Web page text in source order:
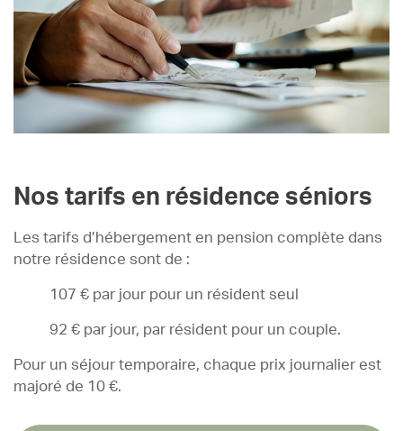
Nos tarifs en résidence séniors
Les tarifs d’hébergement en pension complète dans
notre résidence sont de :
107 € par jour pour un résident seul
92 € par jour, par résident pour un couple.
Pour un séjour temporaire, chaque prix journalier est
majoré de 10 €.